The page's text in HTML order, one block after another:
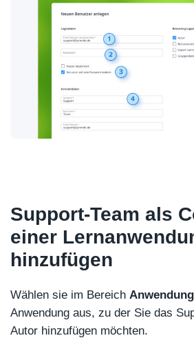
Support-Team als
einer
hinzufügen
Wählen sie im Bereich
Anwendung aus, zu der Sie das
Autor hinzufügen möchten.